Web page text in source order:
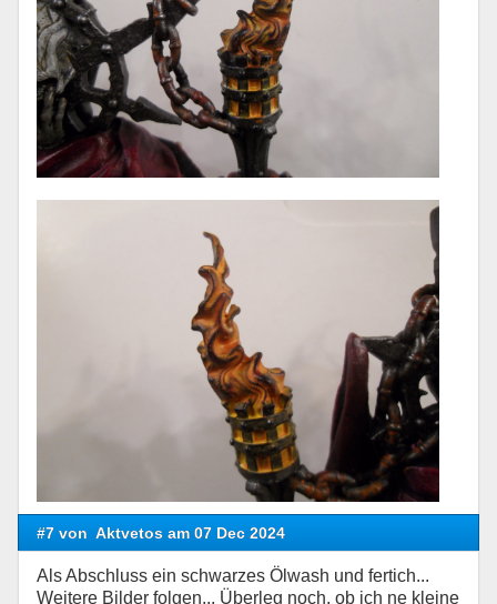
#7 von Aktvetos am 07 Dec 2024
Als Abschluss ein schwarzes Ölwash und fertich...
Weitere Bilder folgen... Überleg noch, ob ich ne kleine